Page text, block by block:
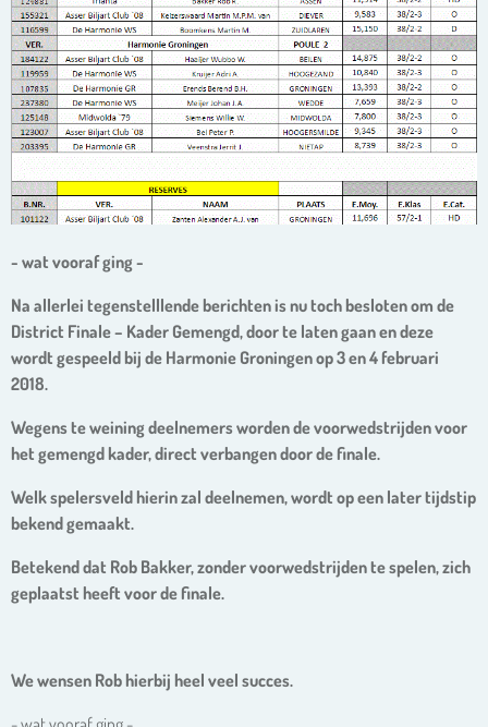
- wat vooraf ging -
Na allerlei tegenstelllende berichten is nu toch besloten om de
District Finale – Kader Gemengd, door te laten gaan en deze
wordt gespeeld bij de Harmonie Groningen op 3 en4 februari
2018.
Wegens te weining deelnemers worden de voorwedstrijden voor
het gemengd kader, direct verbangen door de finale.
Welk spelersveld hierin zal deelnemen, wordt op een later tijdstip
bekend gemaakt.
Betekend dat Rob Bakker, zonder voorwedstrijden te spelen, zich
geplaatst heeft voor de finale.
We wensen Rob hierbij heel veel succes.